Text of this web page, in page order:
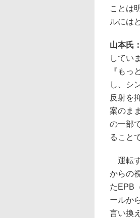
ことは
ルには
山本氏：
してい
『もっ
し、シ
反射を
案のま
の一部
ること
運転
からの
たEPB
ールか
言い換